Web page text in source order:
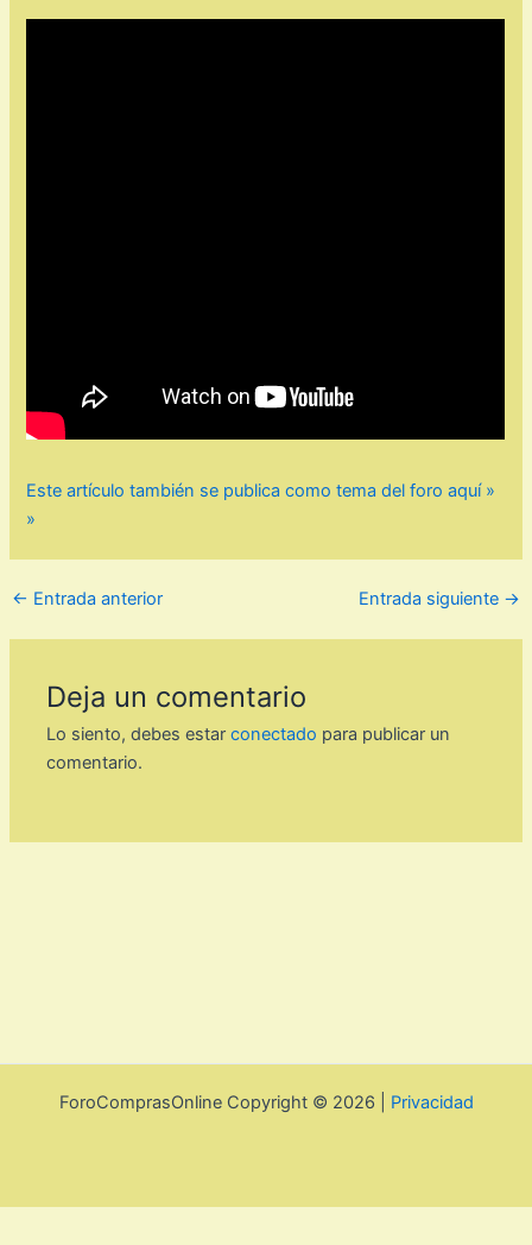
Este artículo también se publica como tema del foro aquí »
»
← Entrada anterior Entrada siguiente →
Deja un comentario
Lo siento, debes estarconectado para publicar un
comentario.
ForoComprasOnline Copyright © 2026 | Privacidad